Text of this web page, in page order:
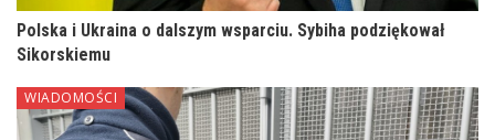
Polska i Ukraina o dalszym wsparciu. Sybiha podziękował
Sikorskiemu
WIADOMOŚCI